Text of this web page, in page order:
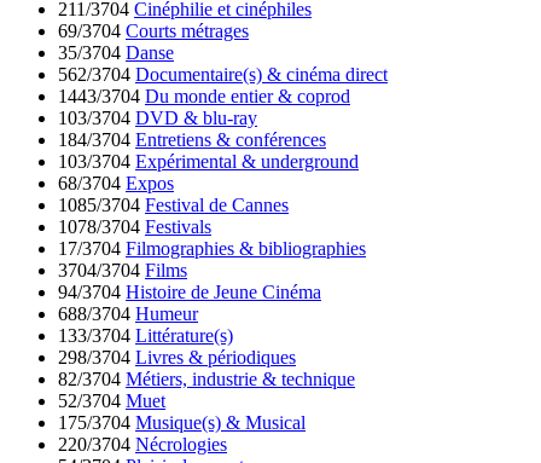
211/3704 Cinéphilie et cinéphiles
69/3704 Courts métrages
35/3704 Danse
562/3704 Documentaire(s) & cinéma direct
1443/3704 Du monde entier & coprod
103/3704 DVD & blu-ray
184/3704 Entretiens & conférences
103/3704 Expérimental & underground
68/3704 Expos
1085/3704 Festival de Cannes
1078/3704 Festivals
17/3704 Filmographies & bibliographies
3704/3704 Films
94/3704 Histoire de Jeune Cinéma
688/3704 Humeur
133/3704 Littérature(s)
298/3704 Livres & périodiques
82/3704 Métiers, industrie & technique
52/3704 Muet
175/3704 Musique(s) & Musical
220/3704 Nécrologies